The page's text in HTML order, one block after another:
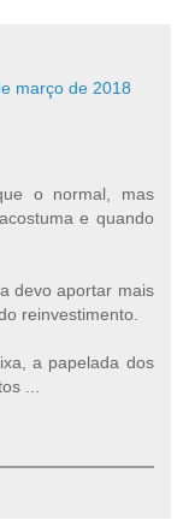
março de 2018
o normal, mas
e quando
devo aportar mais
reinvestimento.
a papelada dos
...